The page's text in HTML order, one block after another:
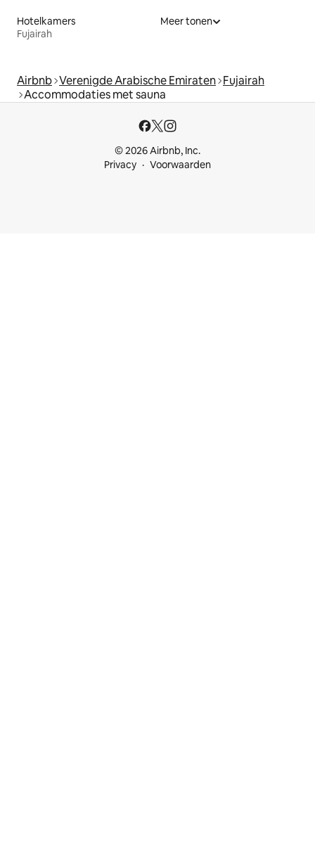
Hotelkamers
Fujairah
Meer tonen
Airbnb Verenigde Arabische Emiraten Fujairah
Accommodaties met sauna
© 2026 Airbnb, Inc.
Privacy
Voorwaarden